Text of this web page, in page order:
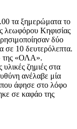
τα ξημερώματα το
λεωφόρου Κηφισίας
δύο
σε 10 δευτερόλεπτα.
της «ΟΛΑ».
ζημιές στα
ανέλαβε μία
άφησε στο λόφο
σε καφάο της